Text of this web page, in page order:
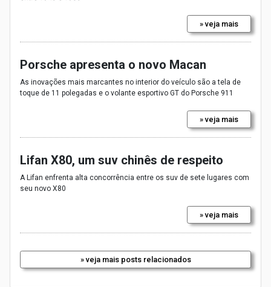
» veja mais
Porsche apresenta o novo Macan
As inovações mais marcantes no interior do veículo são a tela de
toque de 11 polegadas e o volante esportivo GT do Porsche 911
» veja mais
Lifan X80, um suv chinês de respeito
A Lifan enfrenta alta concorrência entre os suv de sete lugares com
seu novo X80
» veja mais
» veja mais posts relacionados